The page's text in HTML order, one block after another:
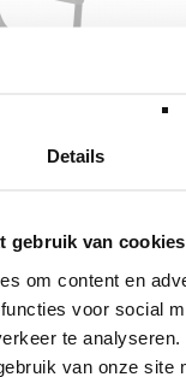
Details
gebruik van cookies
om content en
voor social
te analyseren.
van onze site